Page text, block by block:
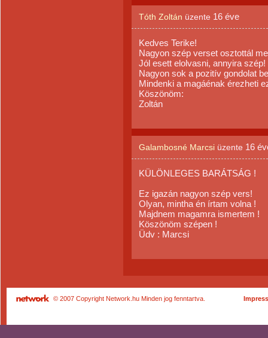
Tóth Zoltán üzente 16 éve
Kedves Terike!
Nagyon szép verset osztottál
Jól esett elolvasni, annyira szép!
Nagyon sok a pozitív gondolat
Mindenki a magáénak érezheti
Köszönöm:
Zoltán
Galambosné Marcsi üzente 16
KÜLÖNLEGES BARÁTSÁG !
Ez igazán nagyon szép vers!
Olyan, mintha én írtam volna !
Majdnem magamra ismertem !
Köszönöm szépen !
Üdv : Marcsi
© 2007 Copyright Network.hu Minden jog fenntartva.